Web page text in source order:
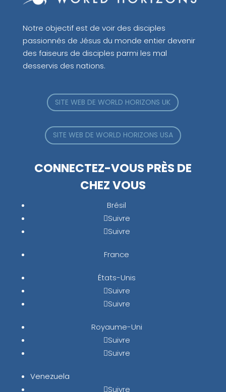
Notre objectif est de voir des disciples
passionnés de Jésus du monde entier devenir
des faiseurs de disciples parmi les mal
desservis des nations.
SITE WEB DE WORLD HORIZONS UK
SITE WEB DE WORLD HORIZONS USA
CONNECTEZ-VOUS PRÈS DE
CHEZ VOUS
Brésil
Suivre
Suivre
France
États-Unis
Suivre
Suivre
Royaume-Uni
Suivre
Suivre
Venezuela
Suivre